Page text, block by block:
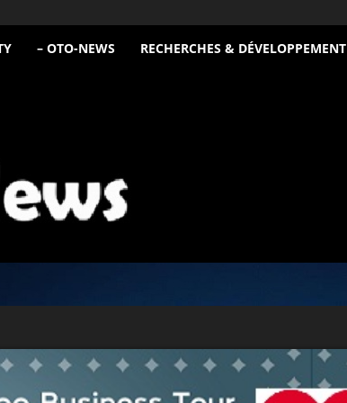
– OTO-NEWS RECHERCHES & DÉVELOPPEMENT